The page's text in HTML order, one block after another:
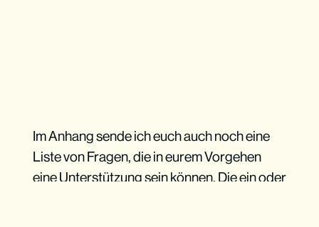
Im Anhang sende ich euch auch noch eine
Liste von Fragen, die in eurem Vorgehen
eine Unterstützung sein können. Die ein oder